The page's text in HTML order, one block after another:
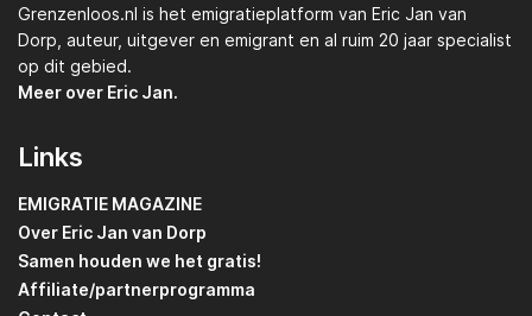
Grenzenloos.nl is het emigratieplatform van Eric Jan van
Dorp, auteur, uitgever en emigrant en al ruim 20 jaar specialist
op dit gebied.
Meer over Eric Jan.
Links
EMIGRATIE MAGAZINE
Over Eric Jan van Dorp
Samen houden we het gratis!
Affiliate/partnerprogramma